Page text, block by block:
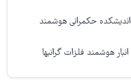
اندیشکده حکمرانی هوشمند
انبار هوشمند فلزات گرانبها